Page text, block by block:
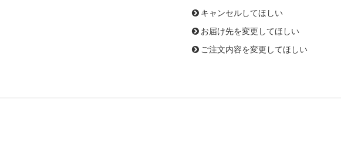
キャンセルしてほしい
お届け先を変更してほしい
ご注文内容を変更してほしい